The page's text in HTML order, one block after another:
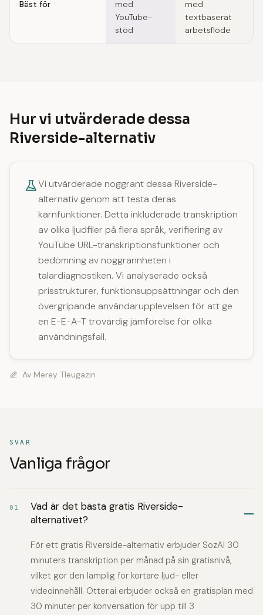
Bäst för
med
YouTube-
stöd
med
textbaserat
arbetsflöde
Hur vi utvärderade dessa
Riverside-alternativ
Vi utvärderade noggrant dessa Riverside-
alternativ genom att testa deras
kärnfunktioner. Detta inkluderade transkription
av olika ljudfiler på flera språk, verifiering av
YouTube URL-transkriptionsfunktioner och
bedömning av noggrannheten i
talardiagnostiken. Vi analyserade också
prisstrukturer, funktionsuppsättningar och den
övergripande användarupplevelsen för att ge
en E-E-A-T trovärdig jämförelse för olika
användningsfall.
Av Merey Tleugazin
SVAR
Vanliga frågor
01
Vad är det bästa gratis Riverside-
alternativet?
För ett gratis Riverside-alternativ erbjuder SozAI 30
minuters transkription per månad på sin gratisnivå,
vilket gör den lämplig för kortare ljud- eller
videoinnehåll. Otter.ai erbjuder också en gratisplan med
30 minuter per konversation för upp till 3